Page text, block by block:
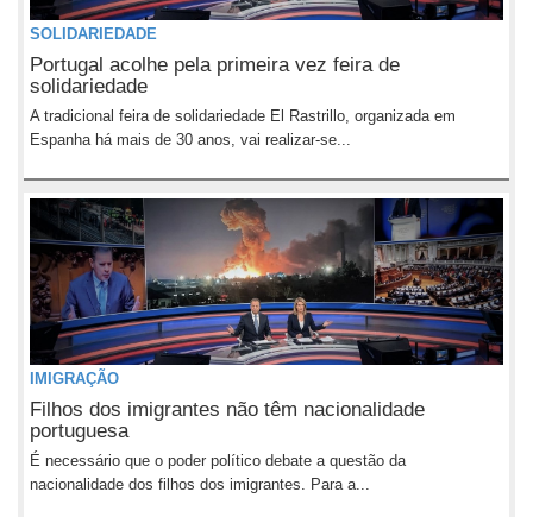
SOLIDARIEDADE
Portugal acolhe pela primeira vez feira de
solidariedade
A tradicional feira de solidariedade El Rastrillo, organizada em
Espanha há mais de 30 anos, vai realizar-se...
IMIGRAÇÃO
Filhos dos imigrantes não têm nacionalidade
portuguesa
É necessário que o poder político debate a questão da
nacionalidade dos filhos dos imigrantes. Para a...